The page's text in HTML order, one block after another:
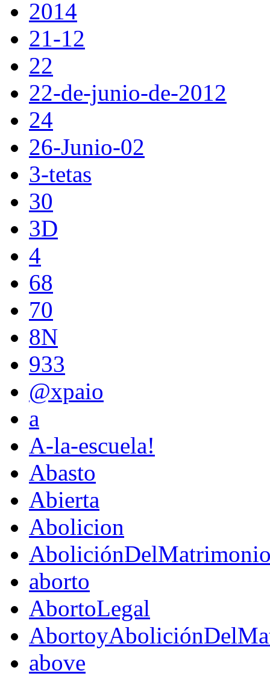
2014
21-12
22
22-de-junio-de-2012
24
26-Junio-02
3-tetas
30
3D
4
68
70
8N
933
@xpaio
a
A-la-escuela!
Abasto
Abierta
Abolicion
aborto
AbortoLegal
above